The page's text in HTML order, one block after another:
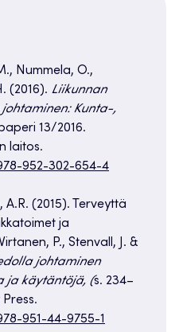
Nummela, O.,
(2016). Liikunnan
Kunta-,
13/2016.
laitos.
952-302-654-4
(2015). Terveyttä
ja
P., Stenvall, J. &
johtaminen
ja käytäntöjä, (s. 234–
951-44-9755-1